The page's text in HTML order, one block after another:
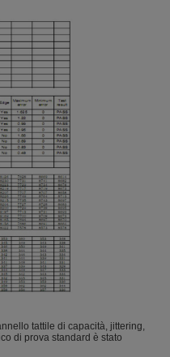
tattile di capacità, jittering,
di prova standard è stato